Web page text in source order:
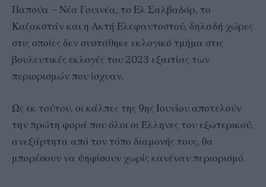
Παπούα – Νέα Γουινέα, το Ελ Σαλβαδόρ, το
Καζακστάν και η Ακτή Ελεφαντοστού, δηλαδή χώρες
στις οποίες δεν συστάθηκε εκλογικό τμήμα στις
βουλευτικές εκλογές του 2023 εξαιτίας των
περιορισμών που ίσχυαν.
Ως εκ τούτου, οι κάλπες της 9ης Ιουνίου αποτελούν
την πρώτη φορά που όλοι οι Έλληνες του εξωτερικού,
ανεξάρτητα από τον τόπο διαμονής τους, θα
μπορέσουν να ψηφίσουν χωρίς κανέναν περιορισμό.